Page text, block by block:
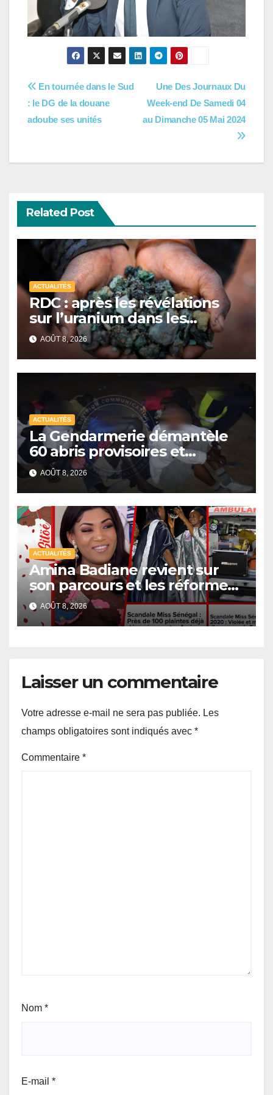
Navigation
de
Une Des Journaux Du
Week-end De Samedi 04
au Dimanche 05 Mai 2024
En tournée dans le Sud
: le DG de la douane
adoube ses unités
Related Post
ACTUALITÉS
RDC : après les révélations
sur l’uranium dans les
exportations de cobalt,
Kinshasa lance une
campagne de vérification
AOÛT 8, 2026
ACTUALITÉS
La Gendarmerie démantèle
60 abris provisoires et
interpelle 27 personnes
AOÛT 8, 2026
ACTUALITÉS
Amina Badiane revient sur
son parcours et les réformes
de Miss Sénégal
AOÛT 8, 2026
Laisser un commentaire
Votre adresse e-mail ne sera pas publiée. Les
champs obligatoires sont indiqués avec *
Commentaire *
Nom *
E-mail *